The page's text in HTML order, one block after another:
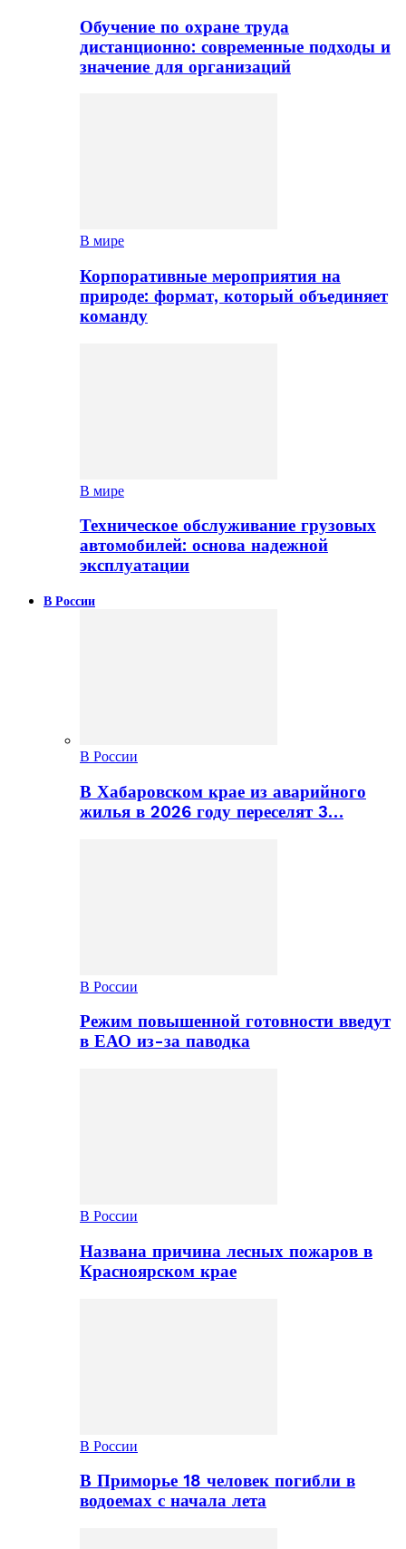
Обучение по охране труда
дистанционно: современные подходы и
значение для организаций
В мире
Корпоративные мероприятия на
природе: формат, который объединяет
команду
В мире
Техническое обслуживание грузовых
автомобилей: основа надежной
эксплуатации
В России
В России
В Хабаровском крае из аварийного
жилья в 2026 году переселят 3…
В России
Режим повышенной готовности введут
в ЕАО из-за паводка
В России
Названа причина лесных пожаров в
Красноярском крае
В России
В Приморье 18 человек погибли в
водоемах с начала лета